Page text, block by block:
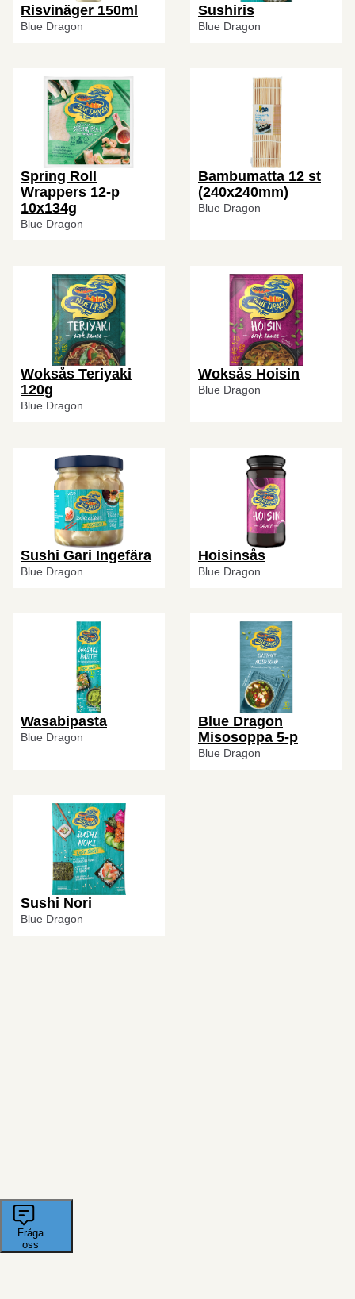
Risvinäger 150ml
Blue Dragon
Sushiris
Blue Dragon
Spring Roll
Wrappers 12-p
10x134g
Blue Dragon
Bambumatta 12 st
(240x240mm)
Blue Dragon
Woksås Teriyaki
120g
Blue Dragon
Woksås Hoisin
Blue Dragon
Sushi Gari Ingefära
Blue Dragon
Hoisinsås
Blue Dragon
Wasabipasta
Blue Dragon
Blue Dragon
Misosoppa 5-p
Blue Dragon
Sushi Nori
Blue Dragon